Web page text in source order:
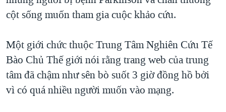
"Tìm"NGƯỜI VIỆT HẢI NGOẠI
KINH TẾ
KHOA HỌC
SỨC KHOẺ
TẠI
HÀNH TRÌNH BẦU CỬ 2024
GIẢI MÃ VÀNH ĐAI & CON ĐƯỜNG
NGÀY TỊ NẠN THẾ GIỚI
TRỊNH VĨNH BÌNH - NGƯỜI HẠ 'BÊN THẮNG CUỘC'
VIDEO
MẠNG XÃ HỘI
cột sống muốn tham gia cuộc khảo cứu.
Một giới chức thuộc Trung Tâm Nghiên Cứu Tế
Bào Chủ Thế giới nói rằng trang web của trung
tâm đã chậm như sên bò suốt 3 giờ đồng hồ bởi
vì có quá nhiều người muốn vào mạng.